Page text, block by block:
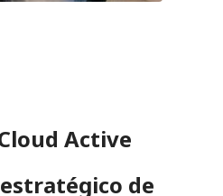
Active
de